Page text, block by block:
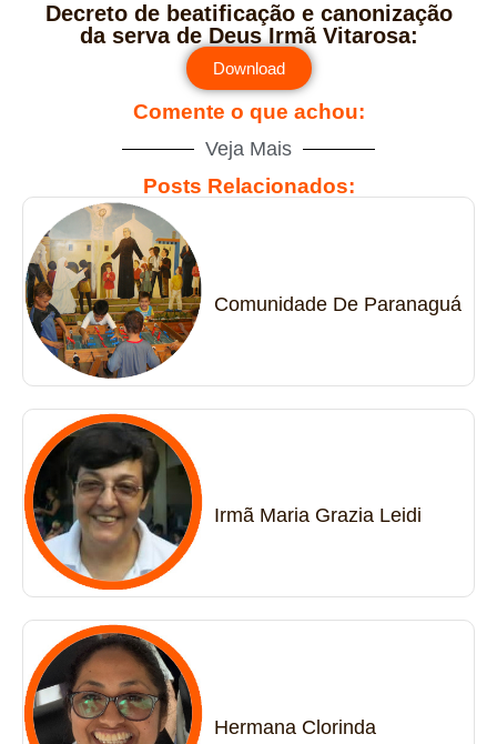
Decreto de beatificação e canonização
da serva de Deus Irmã Vitarosa:
Download
Comente o que achou:
Veja Mais
Posts Relacionados:
Comunidade De Paranaguá
Irmã Maria Grazia Leidi
Hermana Clorinda